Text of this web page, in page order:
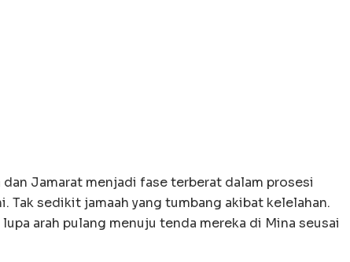
dan Jamarat menjadi fase terberat dalam prosesi
Tak sedikit jamaah yang tumbang akibat kelelahan.
arah pulang menuju tenda mereka di Mina seusai